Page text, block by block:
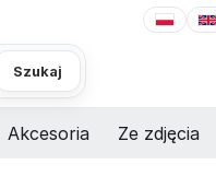
Szukaj
Akcesoria Ze zdjęcia